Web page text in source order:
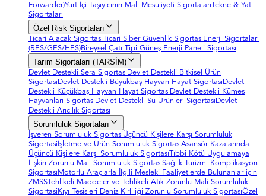
Forwarder)Yurt İçi Taşıyıcının Mali Mesuliyeti SigortalarıTekne & Yat
Sigortaları
Özel Risk Sigortaları
Ticari Alacak SigortasıTicari Siber Güvenlik Sigortası Enerji Sigortaları
(RES/GES/HES)Bireysel Çatı Tipi Güneş Enerji Paneli Sigortası
Tarım Sigortaları (TARSİM)
Devlet Destekli Sera Sigortası Devlet Destekli Bitkisel Ürün
Sigortası Devlet Destekli Büyükbaş Hayvan Hayat Sigortası Devlet
Destekli Küçükbaş Hayvan Hayat Sigortası Devlet Destekli Kümes
Hayvanları Sigortası Devlet Destekli Su Ürünleri Sigortası Devlet
Destekli Arıcılık Sigortası
Sorumluluk Sigortaları
İşveren Sorumluluk SigortasiÜçüncü Kişilere Karşı Sorumluluk
Sigortasi İşletme ve Ürün Sorumluluk SigortasıAsansör Kazalarında
Üçüncü Kişilere Karşı Sorumluluk SigortasıTıbbi Kötü Uygulamaya
İlişkin Zorunlu Mali Sorumluluk SigortasıSağlık Turizmi Komplikasyon
Sigortası Motorlu Araçlarla İlgili Mesleki Faaliyetlerde Bulunanlar için
ZMSSTehlikeli Maddeler ve Tehlikeli Atık Zorunlu Mali Sorumluluk
Sigortasi Kıyı Tesisleri Deniz Kirliliği Zorunlu Sorumluluk SigortasıÖzel